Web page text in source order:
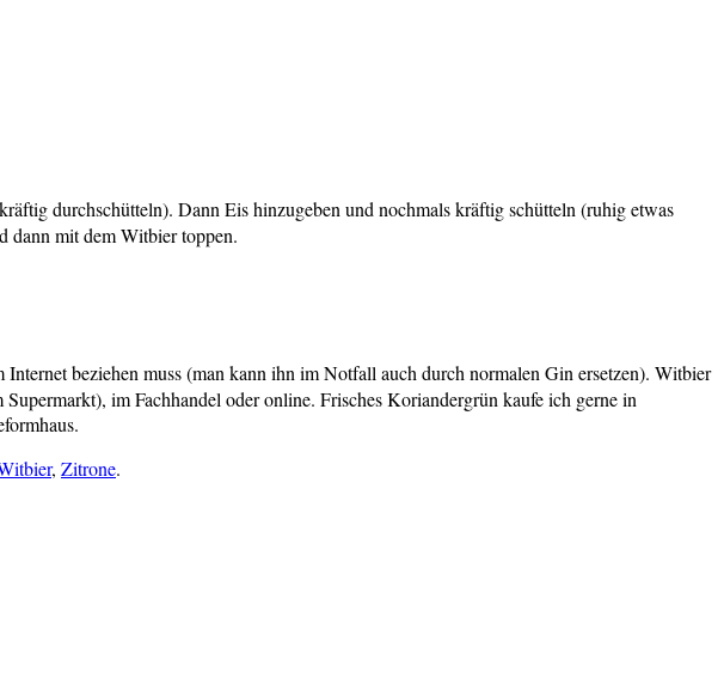
durchschütteln). Dann Eis hinzugeben und nochmals kräftig schütteln (ruhig etwas
dann mit dem Witbier toppen.
beziehen muss (man kann ihn im Notfall auch durch normalen Gin ersetzen). Witbier
im Fachhandel oder online. Frisches Koriandergrün kaufe ich gerne in
, Zitrone.